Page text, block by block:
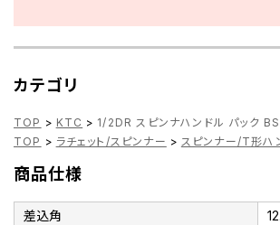
カテゴリ
TOP > KTC > 1/2DR スピンナハンドル パック
TOP > ラチェット/スピンナー > スピンナー/T形ハ
商品仕様
差込角